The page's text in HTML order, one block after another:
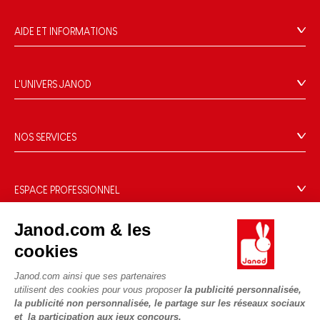
Janod.com & les
cookies
Janod.com ainsi que ses partenaires
utilisent des cookies pour vous proposer la publicité personnalisée,
la publicité non personnalisée, le partage sur les réseaux sociaux
et la participation aux jeux concours.
AIDE ET INFORMATIONS
FAQ
Contact
Rappel Produits
Données personnelles
Gestion des cookies
Conditions du #YesJanod
L'UNIVERS JANOD
Le design
Blog Conseils d'Experts
Le FSC®, c'est quoi ?
Sélection de jouets par âge
Fiche environnementale
NOS SERVICES
Paiement
Livraison
Règles du jeu & notices
Nos guides d'achat
ESPACE PROFESSIONNEL
Espace recrutement
NOUS SUIVRE